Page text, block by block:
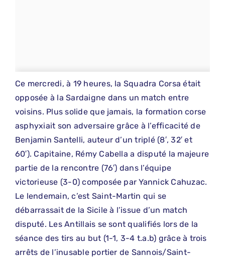
Ce mercredi, à 19 heures, la Squadra Corsa était
opposée à la Sardaigne dans un match entre
voisins. Plus solide que jamais, la formation corse
asphyxiait son adversaire grâce à l’efficacité de
Benjamin Santelli, auteur d’un triplé (8′, 32′ et
60′). Capitaine, Rémy Cabella a disputé la majeure
partie de la rencontre (76′) dans l’équipe
victorieuse (3-0) composée par Yannick Cahuzac.
Le lendemain, c’est Saint-Martin qui se
débarrassait de la Sicile à l’issue d’un match
disputé. Les Antillais se sont qualifiés lors de la
séance des tirs au but (1-1, 3-4 t.a.b) grâce à trois
arrêts de l’inusable portier de Sannois/Saint-